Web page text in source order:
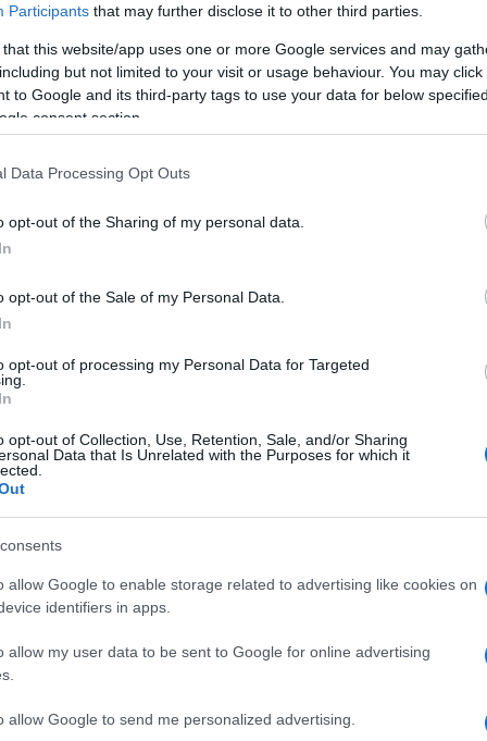
Participants that may further disclose it to other third parties.
that this website/app uses one or more Google services and may
but not limited to your visit or usage behaviour. You may
to Google and its third-party tags to use your data for below
consent section.
Data Processing Opt Outs
opt-out of the Sharing of my personal data.
opt-out of the Sale of my Personal Data.
opt-out of processing my Personal Data for Targeted
opt-out of Collection, Use, Retention, Sale, and/or Sharing
Data that Is Unrelated with the Purposes for which it
allow Google to enable storage related to advertising like cookies on
identifiers in apps.
allow my user data to be sent to Google for online advertising
allow Google to send me personalized advertising.
στην έγγραφη
ότι:
του Εθνικού Θεάτρου, με
ή με συμβάσεις έργου, του
ή ειδικών συνεργατών είναι
διευθυντή, ο οποίος
από το Υπουργείο Πολιτισμού και
πρόσωπο ιδιωτικού δικαίου,
οικονομίας, διέπεται από το
τις διατάξεις του Ν. 2273/1994, και
διαχρονικά.
εκ του νόμου και διαχρονικά δεν
οποιαδήποτε πληροφορία
εργασίας ή έργου με τον
Θεάτρου, αλλά ούτε και το
δεδομένου ότι το Εθνικό Θέατρο
το ΥΠΠΟΑ φορέα, απολαμβάνει